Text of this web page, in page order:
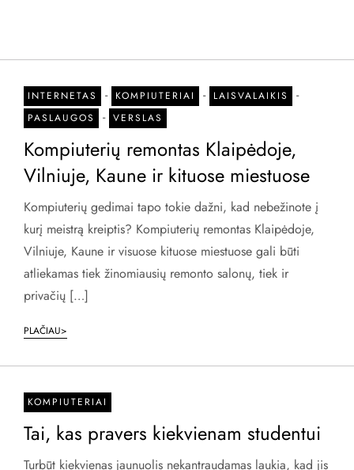
INTERNETAS - KOMPIUTERIAI - LAISVALAIKIS -
PASLAUGOS - VERSLAS
Kompiuterių remontas Klaipėdoje,
Vilniuje, Kaune ir kituose miestuose
Kompiuterių gedimai tapo tokie dažni, kad nebežinote į
kurį meistrą kreiptis? Kompiuterių remontas Klaipėdoje,
Vilniuje, Kaune ir visuose kituose miestuose gali būti
atliekamas tiek žinomiausių remonto salonų, tiek ir
privačių […]
PLAČIAU>
KOMPIUTERIAI
Tai, kas pravers kiekvienam studentui
Turbūt kiekvienas jaunuolis nekantraudamas laukia, kad jis